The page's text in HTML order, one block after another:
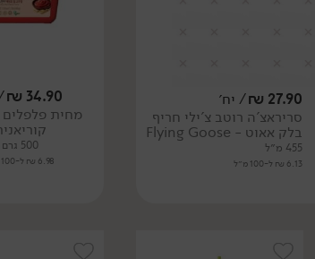
27.90
₪/ יח׳
סריראצ'ה רוטב צ'ילי חריף
בלק אאוט - Flying Goose
455 מ״ל
6.13 ₪ ל-100 מ״ל
34.90
₪
מחית פלפלים
500 גרם
6.98 ₪ ל-100 גרם